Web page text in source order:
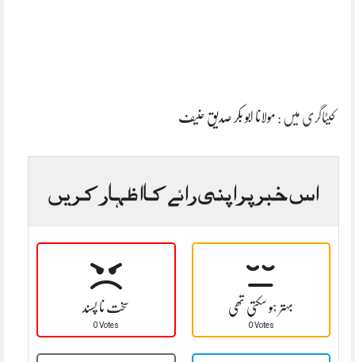
کیٹاگری میں : مولانا ابو بکر صدیق حنیف
اس خبر پر اپنی رائے کا اظہار کریں
سخت نا پسند
0 Votes
بہتر ہو سکتی تھی
0 Votes